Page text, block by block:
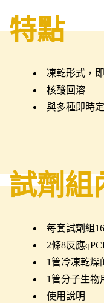
特點
凍乾形式，
核酸回溶
與多種即時
試劑組
每套試劑組
2條8反應
1管冷凍乾燥
1管分子生物
使用說明